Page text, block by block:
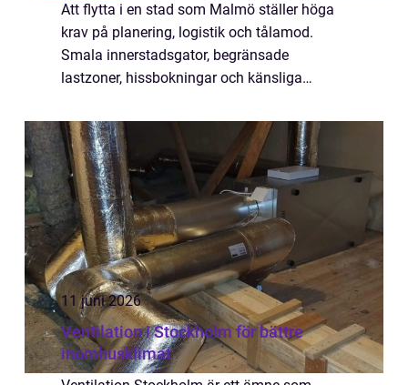
Att flytta i en stad som Malmö ställer höga
krav på planering, logistik och tålamod.
Smala innerstadsgator, begränsade
lastzoner, hissbokningar och känsliga
kaotisk flyttdag och en lugn upplevelse ofta
handlar om...
11 juni 2026
Ventilation i Stockholm för bättre
inomhusklimat